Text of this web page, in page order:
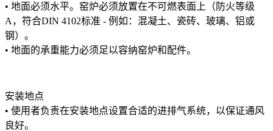
• 地面必须水平。窑炉必须放置在不可燃表面上（防火等级
A ，符合DIN 4102标准 - 例如：混凝土、瓷砖、玻璃、铝或
钢）。
• 地面的承重能力必须足以容纳窑炉和配件。
安装地点
• 使用者负责在安装地点设置合适的进排气系统，以保证通风
良好。